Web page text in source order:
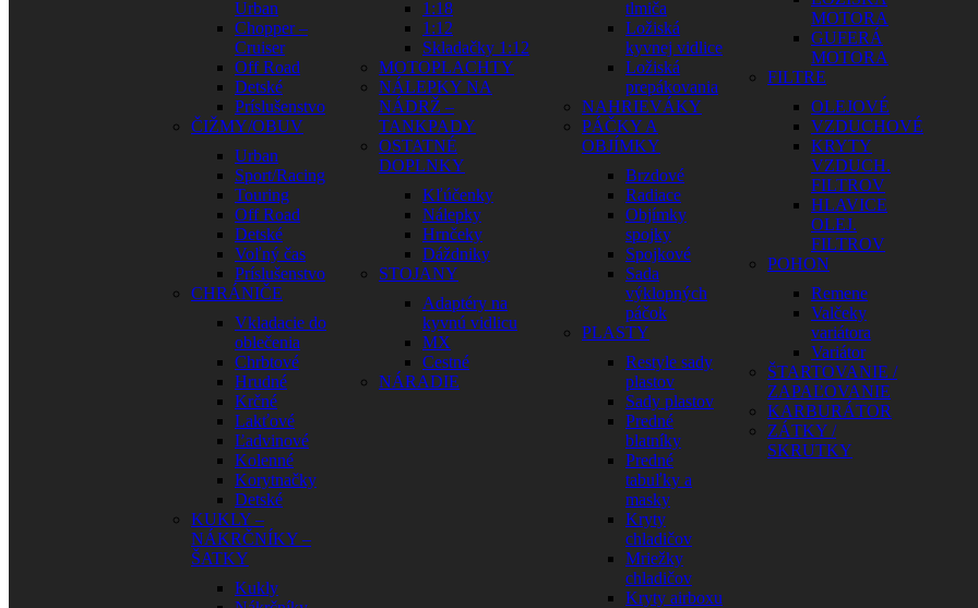
Urban
Chopper –
Cruiser
Off Road
Detské
Príslušenstvo
ČIŽMY/OBUV
Urban
Sport/Racing
Touring
Off Road
Detské
Voľný čas
Príslušenstvo
CHRÁNIČE
Vkladacie do
oblečenia
Chrbtové
Hrudné
Krčné
Lakťové
Ľadvinové
Kolenné
Korytnačky
Detské
KUKLY –
NÁKRČNÍKY –
ŠATKY
Kukly
1:18
1:12
Skladačky 1:12
MOTOPLACHTY
NÁLEPKY NA
NÁDRŽ –
TANKPADY
OSTATNÉ
DOPLNKY
Kľúčenky
Nálepky
Hrnčeky
Dáždniky
STOJANY
Adaptéry na
kyvnú vidlicu
MX
Cestné
NÁRADIE
tlmiča
Ložiská
kyvnej vidlice
Ložiská
prepákovania
NAHRIEVÁKY
PÁČKY A
OBJÍMKY
Brzdové
Radiace
Objímky
spojky
Spojkové
Sada
výklopných
páčok
PLASTY
Restyle sady
plastov
Sady plastov
Predné
blatníky
Predné
tabuľky a
masky
Kryty
chladičov
Mriežky
chladičov
Kryty airboxu
MOTORA
GUFERÁ
MOTORA
FILTRE
OLEJOVÉ
VZDUCHOVÉ
KRYTY
VZDUCH.
FILTROV
HLAVICE
OLEJ.
FILTROV
POHON
Remene
Valčeky
variátora
Variátor
ŠTARTOVANIE /
ZAPAĽOVANIE
KARBURÁTOR
ZÁTKY /
SKRUTKY